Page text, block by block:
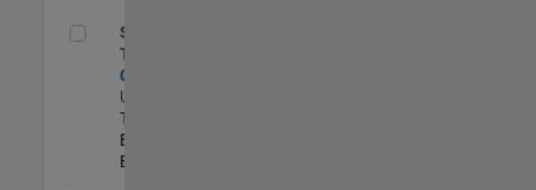
Senior Technical Consultant
Senior
Technical
Consultant
US-MI-Novi
Technical Sales
Engineering |
Experimentado